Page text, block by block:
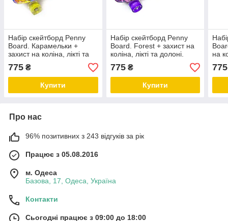
Набір скейтборд Penny
Board. Карамельки +
захист на коліна, лікті та
долоні. Колеса світяться
під час катання!
775 ₴
Купити
Набір скейтборд Penny
Board. Forest + захист на
коліна, лікті та долоні.
Колеса світяться під час
катання!
775₴
Купити
на
775
Про нас
96% позитивних з 243 відгуків за рік
Працює з 05.08.2016
м. Одеса
Базова, 17, Одеса, Україна
Контакти
Сьогодні працює з 09:00 до 18:00